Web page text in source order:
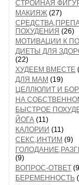
СТРОЙНАЯ
МАКИЯЖ (27)
ПОХУДЕНИЯ (26)
МОТИВАЦИИ К
ДИЕТЫ ДЛЯ
(22)
ХУДЕЕМ ВМЕСТЕ
ДЛЯ МАМ (19)
ЦЕЛЛЮЛИТ И
НА
БЫСТРОЕ
ЙОГА (11)
КАЛОРИИ (11)
СЕКС,ИНТИМ (9)
(9)
ВОПРОС-ОТВЕТ
БЕРЕМЕННОСТЬ